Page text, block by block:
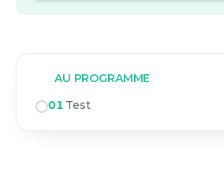
AU PROGRAMME
01 Test